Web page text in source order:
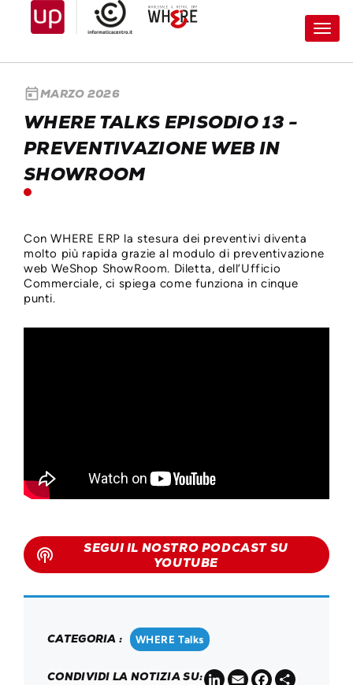
todayMARZO 2026
WHERE TALKS EPISODIO 13 -
PREVENTIVAZIONE WEB IN
SHOWROOM
Con WHERE ERP la stesura dei preventivi diventa
molto più rapida grazie al modulo di preventivazione
web WeShop ShowRoom. Diletta, dell’Ufficio
Commerciale, ci spiega come funziona in cinque
punti.
podcasts
SEGUI IL NOSTRO PODCAST SU
YOUTUBE
CATEGORIA : WHERE Talks
CONDIVIDI LA NOTIZIA SU: LinkedIn
EmailFacebook